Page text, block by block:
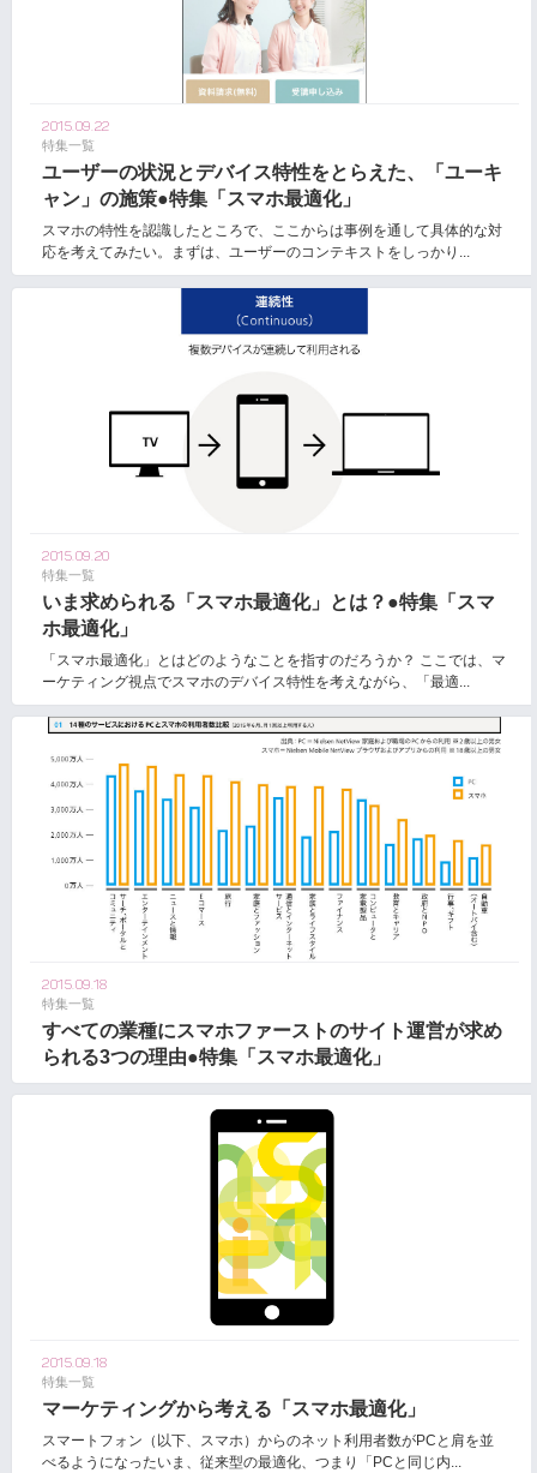
2015.09.22
特集一覧
ユーザーの状況とデバイス特性をとらえた、「ユーキ
ャン」の施策●特集「スマホ最適化」
スマホの特性を認識したところで、ここからは事例を通して具体的な対
応を考えてみたい。まずは、ユーザーのコンテキストをしっかり...
2015.09.20
特集一覧
いま求められる「スマホ最適化」とは？●特集「スマ
ホ最適化」
「スマホ最適化」とはどのようなことを指すのだろうか？ ここでは、マ
ーケティング視点でスマホのデバイス特性を考えながら、「最適...
2015.09.18
特集一覧
すべての業種にスマホファーストのサイト運営が求め
られる3つの理由●特集「スマホ最適化」
2015.09.18
特集一覧
マーケティングから考える「スマホ最適化」
スマートフォン（以下、スマホ）からのネット利用者数がPCと肩を並
べるようになったいま、従来型の最適化、つまり「PCと同じ内...